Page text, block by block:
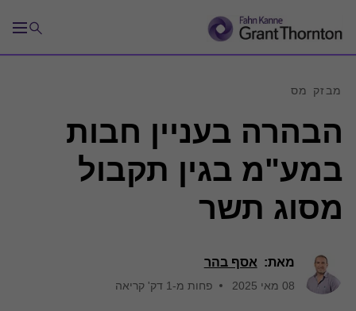
הבהרה בעניין חבות
במע"מ בגין תקבול
מסוג תשר
מבזק מס
מאת: אסף בהר
08 מאי 2025 פחות מ-1 דק' קריאה